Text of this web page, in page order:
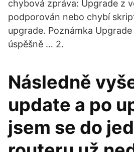
chybová zpráva: Upgrade z
podporován nebo chybí
upgrade. Poznámka Upgrade
úspěšně … 2.
Následně
update a po
jsem se do